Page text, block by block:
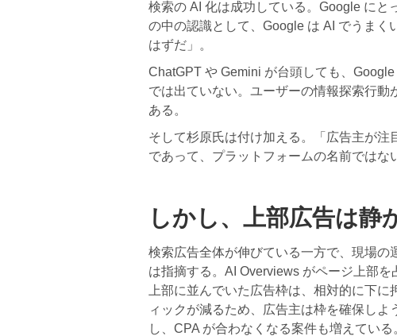
検索の AI 化は成功している。Google に
の中の認識として、Google は AI でうま
はずだ」。
ChatGPT や Gemini が台頭しても、
では出ていない。ユーザーの情報探索行
ある。
そして杉原氏は付け加える。「広告主が
であって、プラットフォームの名前ではな
しかし、上部広告は静
検索広告全体が伸びている一方で、現場
は指摘する。AI Overviews がページ上部
上部に並んでいた広告枠は、相対的に下
ィックが減るため、広告主は枠を確保し
し、CPA が合わなくなる案件も増えている